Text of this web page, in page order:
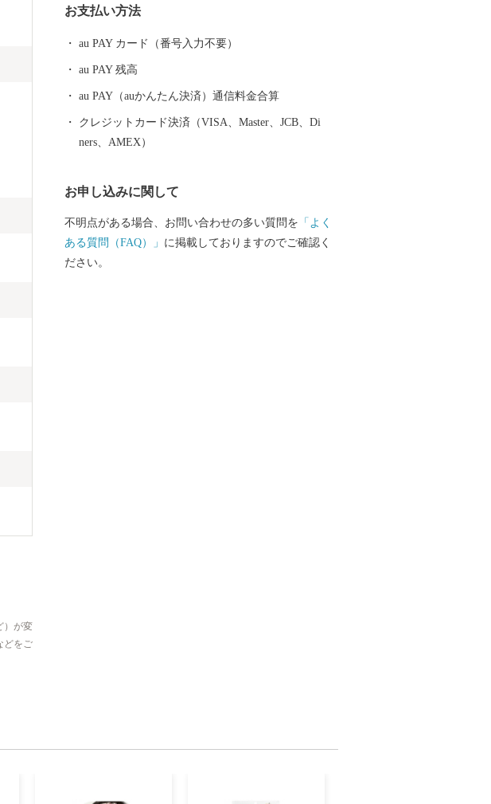
）が変
どをご
地域の特産品等を贈呈しています。 皆様からの寄附金
にご協力をよろしくお願いいたします。
お支払い方法
au PAY カード（番号入力不要）
au PAY 残高
au PAY（auかんたん決済）通信料金合算
クレジットカード決済（VISA、Master、JCB、Di
ners、AMEX）
お申し込みに関して
不明点がある場合、お問い合わせの多い質問を 「よく
ある質問（FAQ）」 に掲載しておりますのでご確認く
ださい。